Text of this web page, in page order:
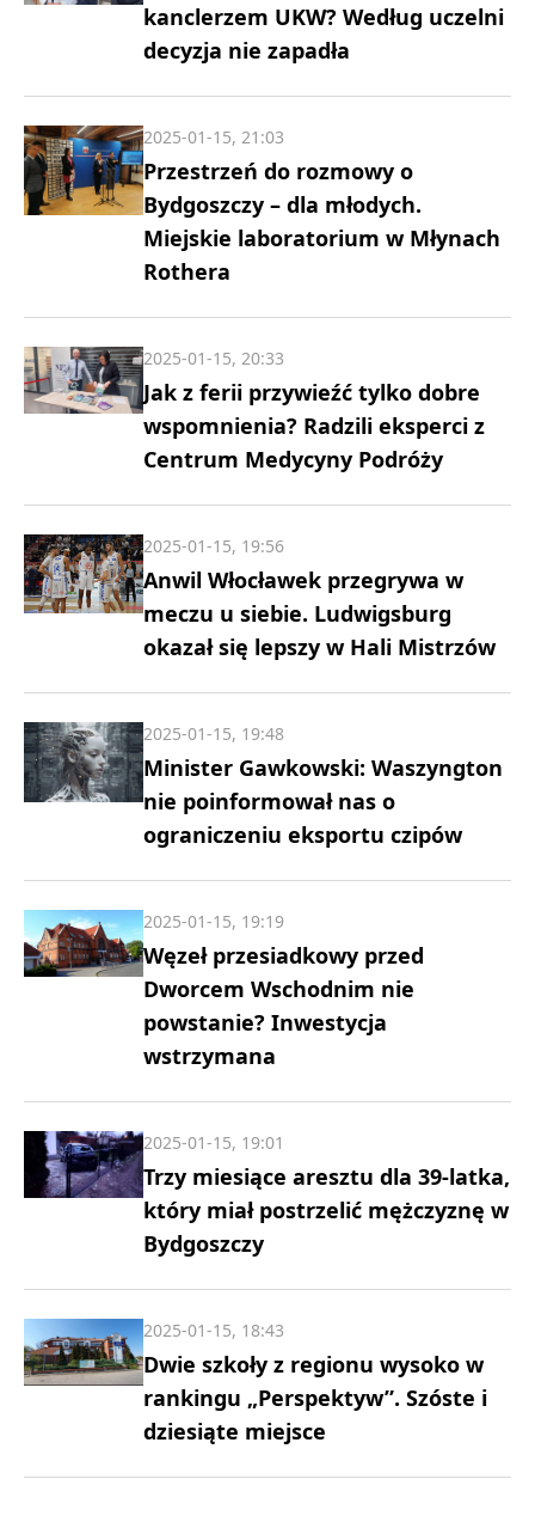
kanclerzem UKW? Według uczelni
decyzja nie zapadła
Przestrzeń do rozmowy o
Bydgoszczy – dla młodych.
Miejskie laboratorium w Młynach
Rothera
2025-01-15, 21:03
Jak z ferii przywieźć tylko dobre
wspomnienia? Radzili eksperci z
Centrum Medycyny Podróży
2025-01-15, 20:33
Anwil Włocławek przegrywa w
meczu u siebie. Ludwigsburg
okazał się lepszy w Hali Mistrzów
2025-01-15, 19:56
Minister Gawkowski: Waszyngton
nie poinformował nas o
ograniczeniu eksportu czipów
2025-01-15, 19:48
Węzeł przesiadkowy przed
Dworcem Wschodnim nie
powstanie? Inwestycja
wstrzymana
2025-01-15, 19:19
Trzy miesiące aresztu dla 39-latka,
który miał postrzelić mężczyznę w
Bydgoszczy
2025-01-15, 19:01
Dwie szkoły z regionu wysoko w
rankingu „Perspektyw”. Szóste i
dziesiąte miejsce
2025-01-15, 18:43